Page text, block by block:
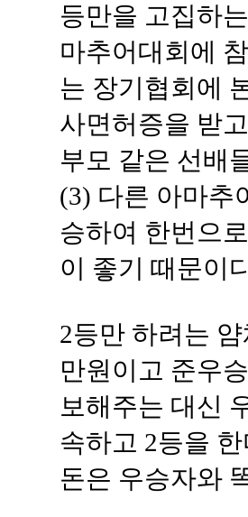
등만을 고집하
마추어대회에
는 장기협회에
사면허증을 받
부모 같은 선배
(3) 다른 아마추
승하여 한번으
이 좋기 때문이
2등만 하려는
만원이고 준우
보해주는 대신
속하고 2등을
돈은 우승자와